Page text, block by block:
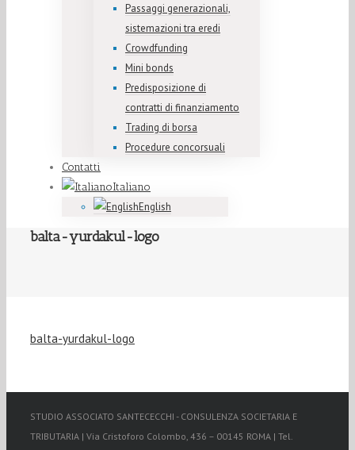
Passaggi generazionali,
sistemazioni tra eredi
Crowdfunding
Mini bonds
Predisposizione di
contratti di finanziamento
Trading di borsa
Procedure concorsuali
Contatti
Italiano
English
balta-yurdakul-logo
balta-yurdakul-logo
STUDIO ASSOCIATO SANTECECCHI - CONSULENZA SOCIETARIA E
TRIBUTARIA | Via Cristoforo Colombo, 436 – 00145 ROMA | Tel.